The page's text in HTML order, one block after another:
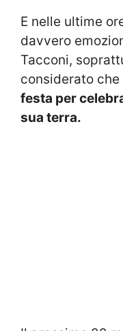
E nelle ultime
davvero
Tacconi,
considerato
festa per
sua terra.